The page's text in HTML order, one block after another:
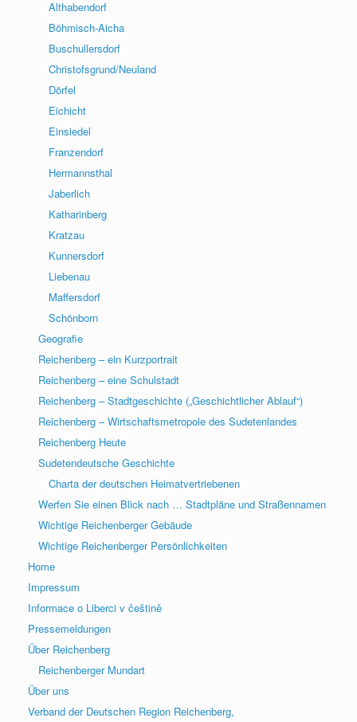
Althabendorf
Böhmisch-Aicha
Buschullersdorf
Christofsgrund/Neuland
Dörfel
Eichicht
Einsiedel
Franzendorf
Hermannsthal
Jaberlich
Katharinberg
Kratzau
Kunnersdorf
Liebenau
Maffersdorf
Schönborn
Geografie
Reichenberg – ein Kurzportrait
Reichenberg – eine Schulstadt
Reichenberg – Stadtgeschichte („Geschichtlicher Ablauf“)
Reichenberg – Wirtschaftsmetropole des Sudetenlandes
Reichenberg Heute
Sudetendeutsche Geschichte
Charta der deutschen Heimatvertriebenen
Werfen Sie einen Blick nach … Stadtpläne und Straßennamen
Wichtige Reichenberger Gebäude
Wichtige Reichenberger Persönlichkeiten
Home
Impressum
Informace o Liberci v češtině
Pressemeldungen
Über Reichenberg
Reichenberger Mundart
Über uns
Verband der Deutschen Region Reichenberg,